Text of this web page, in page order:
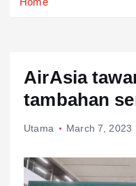
AirAsia
tambahan
Utama March 7, 2023